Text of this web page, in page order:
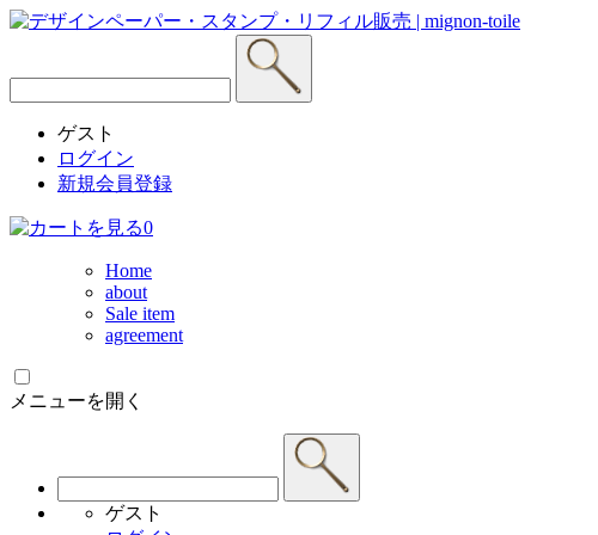
ゲスト
ログイン
新規会員登録
0
Home
about
Sale item
agreement
メニューを開く
ゲスト